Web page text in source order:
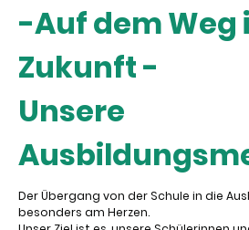
-Auf dem Weg
Zukunft -
Unsere
Der Übergang von der Schule in die
besonders am Herzen.